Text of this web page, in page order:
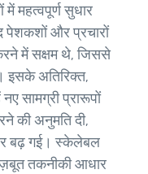
महत्वपूर्ण सुधार
पेशकशों और प्रचारों
में सक्षम थे, जिससे
इसके अतिरिक्त,
सामग्री प्रारूपों
की अनुमति दी,
बढ़ गई। स्केलेबल
तकनीकी आधार